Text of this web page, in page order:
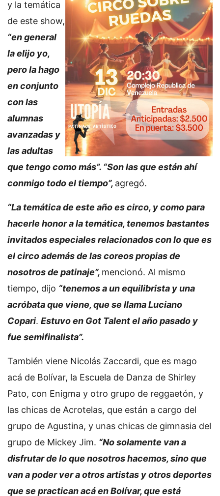
y la temática
de este show,
“en general
la elijo yo,
pero la hago
en conjunto
con las
alumnas
avanzadas y
las adultas
que tengo como más”. “Son las que están ahí
conmigo todo el tiempo”, agregó.
“La temática de este año es circo, y como para
hacerle honor a la temática, tenemos bastantes
invitados especiales relacionados con lo que es
el circo además de las coreos propias de
nosotros de patinaje”, mencionó. Al mismo
tiempo, dijo “tenemos a un equilibrista y una
acróbata que viene, que se llama Luciano
Copari. Estuvo en Got Talent el año pasado y
fue semifinalista”.
También viene Nicolás Zaccardi, que es mago
acá de Bolívar, la Escuela de Danza de Shirley
Pato, con Enigma y otro grupo de reggaetón, y
las chicas de Acrotelas, que están a cargo del
grupo de Agustina, y unas chicas de gimnasia del
grupo de Mickey Jim. “No solamente van a
disfrutar de lo que nosotros hacemos, sino que
van a poder ver a otros artistas y otros deportes
que se practican acá en Bolívar, que está